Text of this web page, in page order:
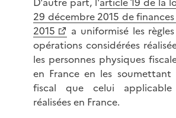
29 décembre 2015 de
2015
a uniformisé les
opérations considérées
les personnes physiques
en France en les soumettant
fiscal que celui
réalisées en France.